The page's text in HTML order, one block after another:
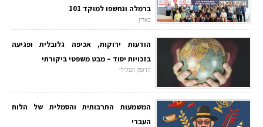
ברמלה ונחשפו למוקד 101
בארץ
הודעות ירוקות, אכיפה גלובלית ופגיעה
בזכויות יסוד – מבט משפטי ביקורתי
הדופק הפלילי
המשמעות התרבותית והסמלית של הלוח
העברי